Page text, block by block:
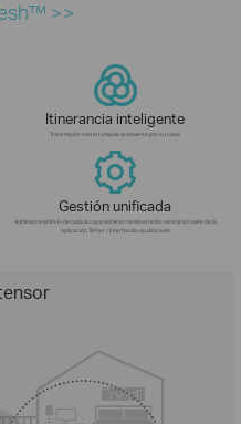
>>
Itinerancia inteligente
Transmisión ininterrumpida al moverse por su casa
Gestión unificada
Administre el Wi-Fi de toda la casa administrando el nodo central a través de la
aplicación Tether / interfaz de usuario web